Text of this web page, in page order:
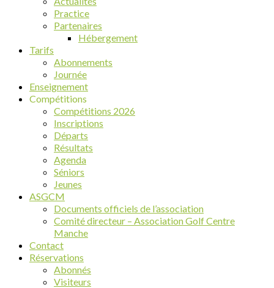
Practice
Partenaires
Hébergement
Tarifs
Abonnements
Journée
Enseignement
Compétitions
Compétitions 2026
Inscriptions
Départs
Résultats
Agenda
Séniors
Jeunes
ASGCM
Documents officiels de l’association
Comité directeur – Association Golf Centre
Manche
Contact
Réservations
Abonnés
Visiteurs